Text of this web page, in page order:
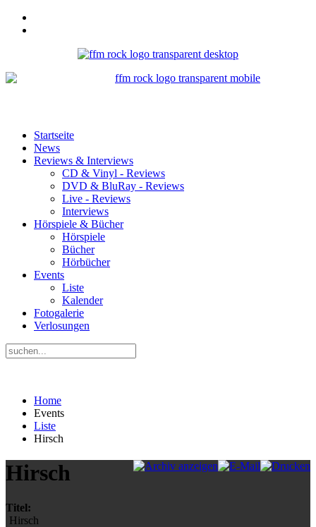
Startseite
News
Reviews & Interviews
CD & Vinyl - Reviews
DVD & BluRay - Reviews
Live - Reviews
Interviews
Hörspiele & Bücher
Hörspiele
Bücher
Hörbücher
Events
Liste
Kalender
Fotogalerie
Verlosungen
Home
Events
Liste
Hirsch
Hirsch
Titel:
Hirsch